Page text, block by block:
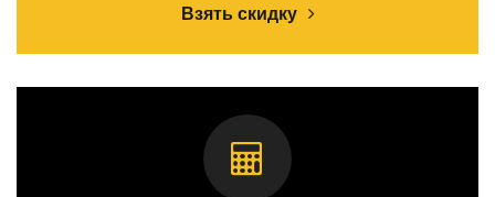
Взять скидку